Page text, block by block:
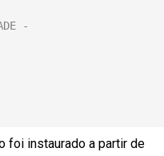
foi instaurado a partir de